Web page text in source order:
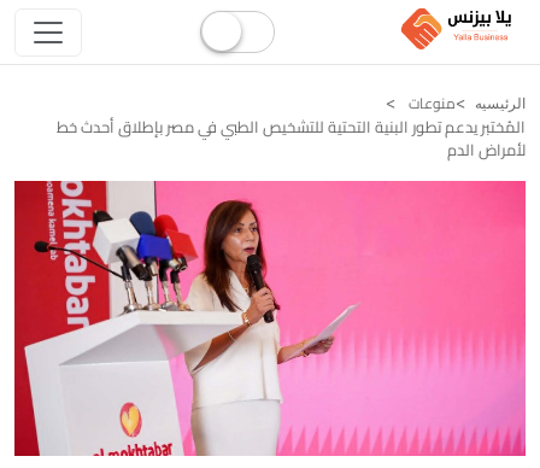
الرئيسيه منوعات
المُختبر يدعم تطور البنية التحتية للتشخيص الطبي في مصر بإطلاق أحدث خط
لأمراض الدم